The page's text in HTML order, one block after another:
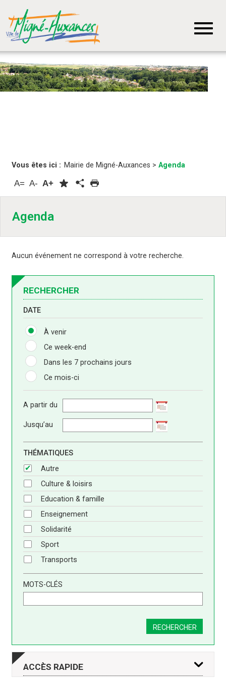
Vous êtes ici : Mairie de Migné-Auxances > Agenda
A= A- A+
Agenda
Aucun événement ne correspond à votre recherche.
RECHERCHER
DATE
À venir
Ce week-end
Dans les 7 prochains jours
Ce mois-ci
A partir du
Jusqu’au
THÉMATIQUES
Autre
Culture & loisirs
Education & famille
Enseignement
Solidarité
Sport
Transports
MOTS-CLÉS
RECHERCHER
ACCÈS RAPIDE